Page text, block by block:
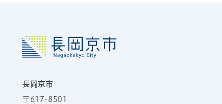
長岡京市
〒617-8501